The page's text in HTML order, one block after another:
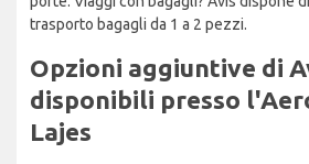
trasporto bagagli da 1 a 2 pezzi.
Opzioni aggiuntive di
disponibili presso
Lajes